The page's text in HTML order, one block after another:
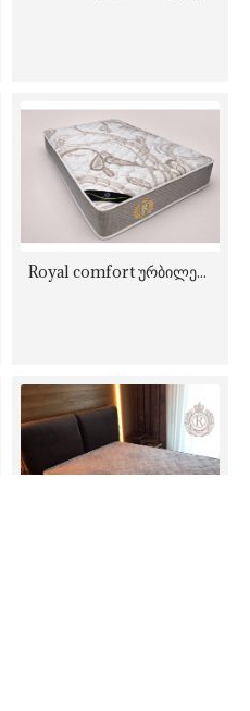
Royal comfort ურბილესი ანატომიური მატრასი